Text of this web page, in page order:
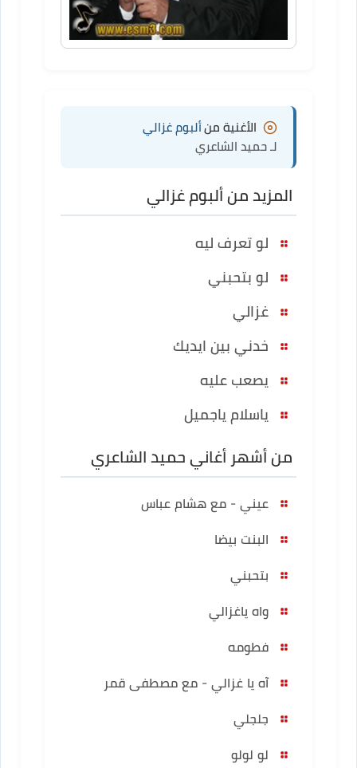
الأغنية منألبوم غزالي
لـ حميد الشاعري
المزيد من ألبوم غزالي
لو تعرف ليه
لو بتحبني
غزالي
خدني بين ايديك
يصعب عليه
ياسلام ياجميل
من أشهر أغاني حميد الشاعري
عيني - مع هشام عباس
البنت بيضا
بتحبني
واه ياغزالي
فطومه
آه يا غزالي - مع مصطفى قمر
جلجلي
لو لولو